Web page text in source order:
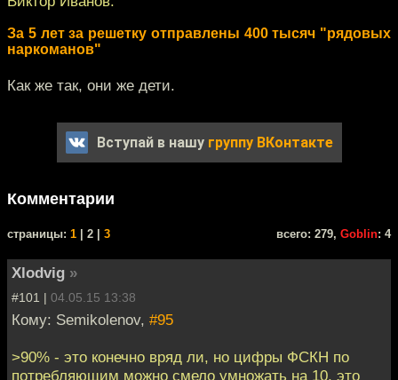
За 5 лет за решетку отправлены 400 тысяч "рядовых
наркоманов"
Как же так, они же дети.
Вступай в нашу группу ВКонтакте
Комментарии
cтраницы: 1 | 2 | 3 всего: 279, Goblin: 4
Xlodvig »
#101 | 04.05.15 13:38
Кому: Semikolenov, #95
>90% - это конечно вряд ли, но цифры ФСКН по
потребляющим можно смело умножать на 10, это